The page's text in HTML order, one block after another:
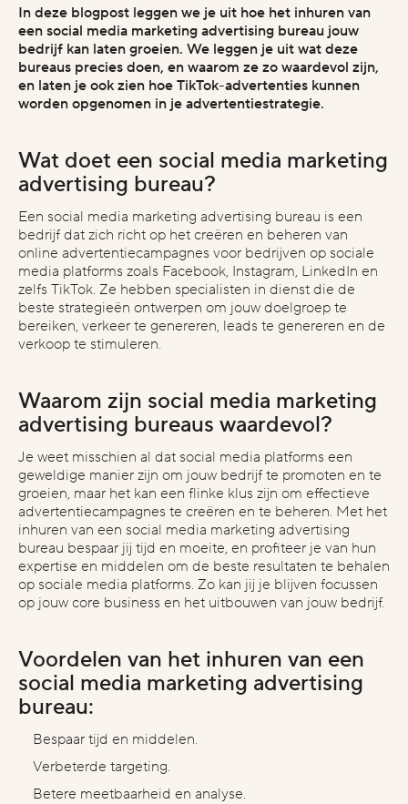
vacatures
start the conversation
contact
linkedin
stay inspired
blog
vimeo
pinterest
legal stuff
privacyverklaring
contact max
mail viamax@omelettedufromage.nl
bellen kan via+316 13 75 1543
samenwerking
€1.000 - €2.000 €2.000 - €5.000
€5.000 - €10.000
In deze blogpost leggen we je uit hoe het inhuren van
een social media marketing advertising bureau jouw
bedrijf kan laten groeien. We leggen je uit wat deze
bureaus precies doen, en waarom ze zo waardevol zijn,
en laten je ook zien hoe TikTok-advertenties kunnen
worden opgenomen in je advertentiestrategie.
Wat doet een social media marketing
advertising bureau?
Een social media marketing advertising bureau is een
bedrijf dat zich richt op het creëren en beheren van
online advertentiecampagnes voor bedrijven op sociale
media platforms zoals Facebook, Instagram, LinkedIn en
zelfs TikTok. Ze hebben specialisten in dienst die de
beste strategieën ontwerpen om jouw doelgroep te
bereiken, verkeer te genereren, leads te genereren en de
verkoop te stimuleren.
Waarom zijn social media marketing
advertising bureaus waardevol?
Je weet misschien al dat social media platforms een
geweldige manier zijn om jouw bedrijf te promoten en te
groeien, maar het kan een flinke klus zijn om effectieve
advertentiecampagnes te creëren en te beheren. Met het
inhuren van een social media marketing advertising
bureau bespaar jij tijd en moeite, en profiteer je van hun
expertise en middelen om de beste resultaten te behalen
op sociale media platforms. Zo kan jij je blijven focussen
op jouw core business en het uitbouwen van jouw bedrijf.
Voordelen van het inhuren van een
social media marketing advertising
bureau:
Bespaar tijd en middelen.
Verbeterde targeting.
Betere meetbaarheid en analyse.